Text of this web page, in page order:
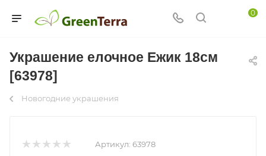
0
Украшение елочное Ежик 18см
[63978]
Новогодние украшения
Артикул: 63978